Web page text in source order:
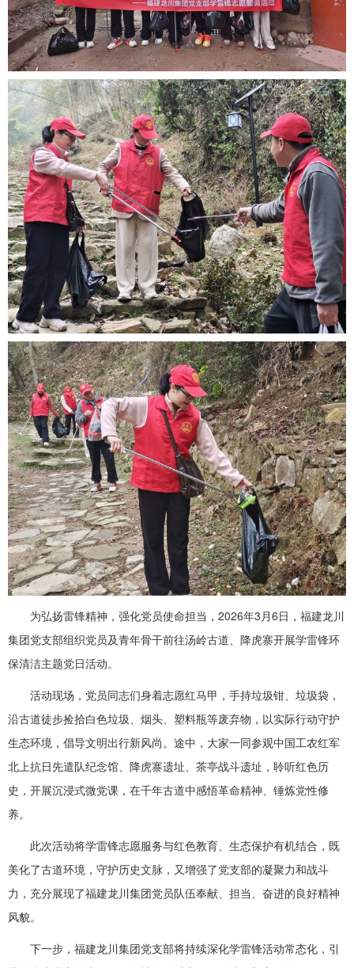
为弘扬雷锋精神，强化党员使命担当，2026年3月6日，福建龙川
集团党支部组织党员及青年骨干前往汤岭古道、降虎寨开展学雷锋环
保清洁主题党日活动。
活动现场，党员同志们身着志愿红马甲，手持垃圾钳、垃圾袋，
沿古道徒步捡拾白色垃圾、烟头、塑料瓶等废弃物，以实际行动守护
生态环境，倡导文明出行新风尚。途中，大家一同参观中国工农红军
北上抗日先遣队纪念馆、降虎寨遗址、茶亭战斗遗址，聆听红色历
史，开展沉浸式微党课，在千年古道中感悟革命精神、锤炼党性修
养。
此次活动将学雷锋志愿服务与红色教育、生态保护有机结合，既
美化了古道环境，守护历史文脉，又增强了党支部的凝聚力和战斗
力，充分展现了福建龙川集团党员队伍奉献、担当、奋进的良好精神
风貌。
下一步，福建龙川集团党支部将持续深化学雷锋活动常态化，引